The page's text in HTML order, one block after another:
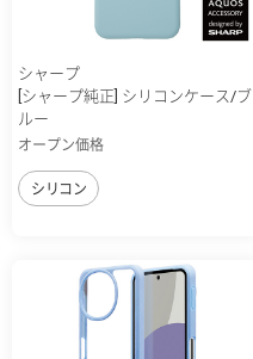
シャープ
[シャープ純正] シリコンケース/ブ
ルー
オープン価格
シリコン